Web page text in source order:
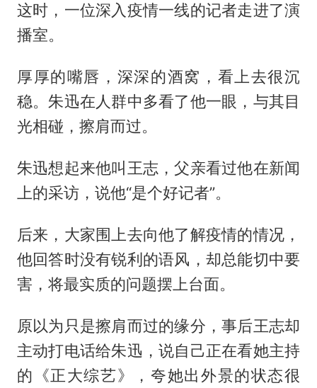
这时，一位深入疫情一线的记者走进了演
播室。
厚厚的嘴唇，深深的酒窝，看上去很沉
稳。朱迅在人群中多看了他一眼，与其目
光相碰，擦肩而过。
朱迅想起来他叫王志，父亲看过他在新闻
上的采访，说他“是个好记者”。
后来，大家围上去向他了解疫情的情况，
他回答时没有锐利的语风，却总能切中要
害，将最实质的问题摆上台面。
原以为只是擦肩而过的缘分，事后王志却
主动打电话给朱迅，说自己正在看她主持
的《正大综艺》，夸她出外景的状态很